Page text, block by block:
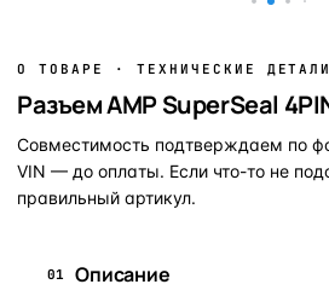
О ТОВАРЕ · ТЕХНИЧЕСКИЕ ДЕТАЛИ
Разъем AMP SuperSeal
Совместимость подтверждаем по
VIN — до оплаты. Если что-то не
правильный артикул.
01 Описание